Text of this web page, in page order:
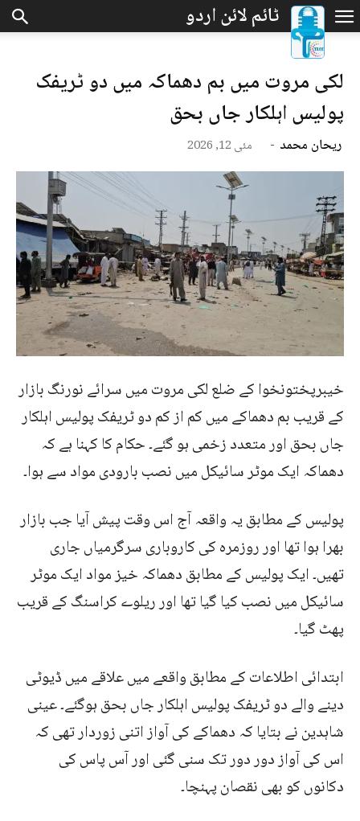
لکی مروت میں بم دھماکہ میں دو ٹریفک
پولیس اہلکار جاں بحق
ریحان محمد - مئی 12, 2026
خیبرپختونخوا کے ضلع لکی مروت میں سرائے نورنگ بازار
کے قریب بم دھماکے میں کم از کم دو ٹریفک پولیس اہلکار
جاں بحق اور متعدد زخمی ہو گئے۔ حکام کا کہنا ہے کہ
دھماکہ ایک موٹر سائیکل میں نصب بارودی مواد سے ہوا۔
پولیس کے مطابق یہ واقعہ آج اس وقت پیش آیا جب بازار
بھرا ہوا تھا اور روزمرہ کی کاروباری سرگرمیاں جاری
تھیں۔ ایک پولیس کے مطابق دھماکہ خیز مواد ایک موٹر
سائیکل میں نصب کیا گیا تھا اور ریلوے کراسنگ کے قریب
پھٹ گیا۔
ابتدائی اطلاعات کے مطابق واقعے میں علاقے میں ڈیوٹی
دینے والے دو ٹریفک پولیس اہلکار جاں بحق ہوگئے۔ عینی
شاہدین نے بتایا کہ دھماکے کی آواز اتنی زوردار تھی کہ
اس کی آواز دور دور تک سنی گئی اور آس پاس کی
دکانوں کو بھی نقصان پہنچا۔